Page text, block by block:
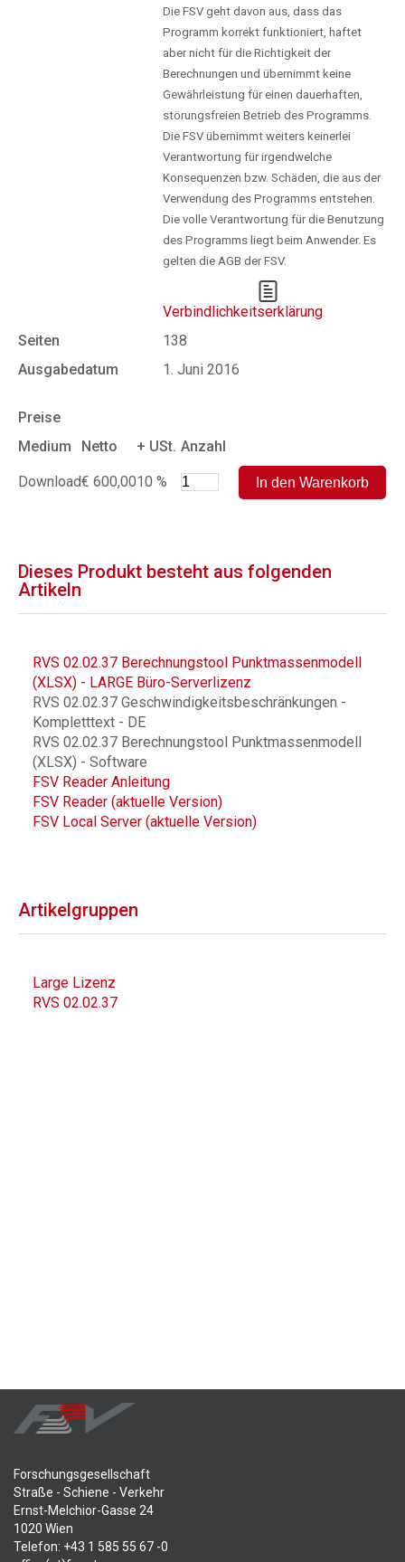
Die FSV geht davon aus, dass das
Programm korrekt funktioniert, haftet
aber nicht für die Richtigkeit der
Berechnungen und übernimmt keine
Gewährleistung für einen dauerhaften,
störungsfreien Betrieb des Programms.
Die FSV übernimmt weiters keinerlei
Verantwortung für irgendwelche
Konsequenzen bzw. Schäden, die aus der
Verwendung des Programms entstehen.
Die volle Verantwortung für die Benutzung
des Programms liegt beim Anwender. Es
gelten die AGB der FSV.
Verbindlichkeitserklärung
Seiten
138
Ausgabedatum
1. Juni 2016
Preise
Medium
Netto + USt. Anzahl
Download€ 600,0010 %
Dieses Produkt besteht aus folgenden
Artikeln
RVS 02.02.37 Berechnungstool Punktmassenmodell
(XLSX) - LARGE Büro-Serverlizenz
RVS 02.02.37 Geschwindigkeitsbeschränkungen -
Kompletttext - DE
RVS 02.02.37 Berechnungstool Punktmassenmodell
(XLSX) - Software
FSV Reader Anleitung
FSV Reader (aktuelle Version)
FSV Local Server (aktuelle Version)
Artikelgruppen
Large Lizenz
RVS 02.02.37
Forschungsgesellschaft
Straße - Schiene - Verkehr
Ernst-Melchior-Gasse 24
1020 Wien
Telefon: +43 1 585 55 67 -0